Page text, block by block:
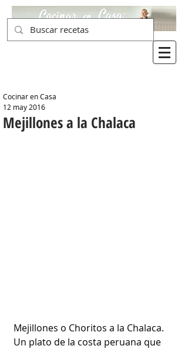
Mejillones a la Chalaca
Cocinar en Casa
12 may 2016
Mejillones o Choritos a la Chalaca.
Un plato de la costa peruana que